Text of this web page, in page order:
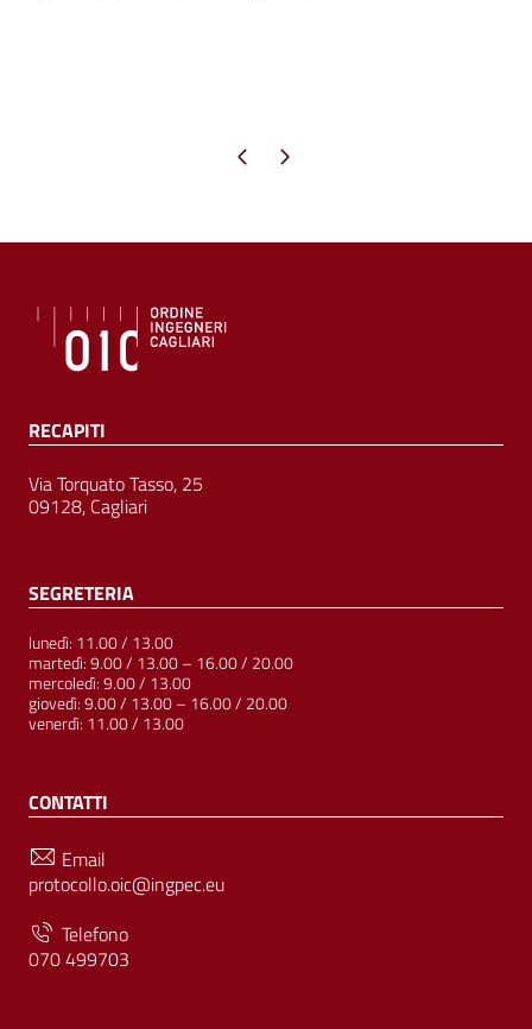
Pagina precedente
Pagina successiva
RECAPITI
Via Torquato Tasso, 25
09128, Cagliari
SEGRETERIA
lunedì: 11.00 / 13.00
martedì: 9.00 / 13.00 – 16.00 / 20.00
mercoledì: 9.00 / 13.00
giovedì: 9.00 / 13.00 – 16.00 / 20.00
venerdì: 11.00 / 13.00
CONTATTI
Email
protocollo.oic@ingpec.eu
Telefono
070 499703